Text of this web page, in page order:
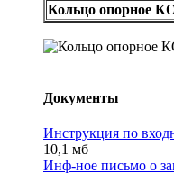
Кольцо опорное
Документы
Инструкция по
10,1 мб
Инф-ное письмо о